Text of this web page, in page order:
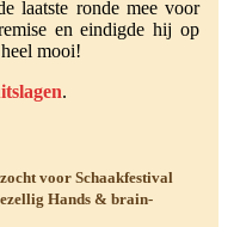
laatste ronde mee voor
en eindigde hij op
mooi!
.
voor Schaakfestival
Hands & brain-